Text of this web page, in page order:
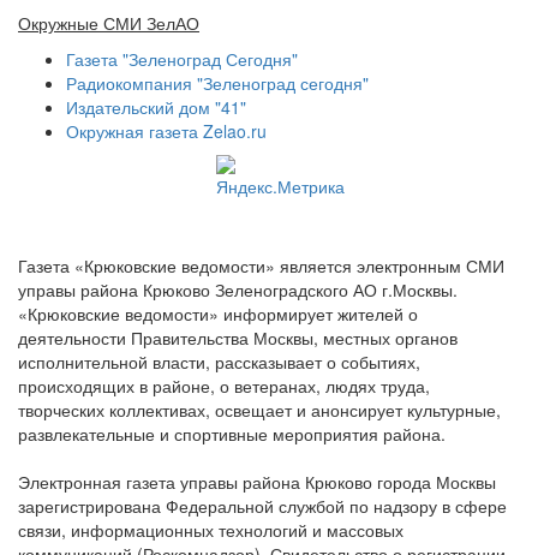
Окружные СМИ ЗелАО
Газета "Зеленоград Сегодня"
Радиокомпания "Зеленоград сегодня"
Издательский дом "41"
Окружная газета Zelao.ru
Газета «Крюковские ведомости» является электронным СМИ
управы района Крюково Зеленоградского АО г.Москвы.
«Крюковские ведомости» информирует жителей о
деятельности Правительства Москвы, местных органов
исполнительной власти, рассказывает о событиях,
происходящих в районе, о ветеранах, людях труда,
творческих коллективах, освещает и анонсирует культурные,
развлекательные и спортивные мероприятия района.
Электронная газета управы района Крюково города Москвы
зарегистрирована Федеральной службой по надзору в сфере
связи, информационных технологий и массовых